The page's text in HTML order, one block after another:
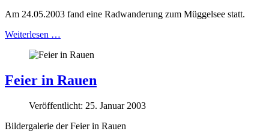
Am 24.05.2003 fand eine Radwanderung zum Müggelsee statt.
Weiterlesen …
Feier in Rauen
Veröffentlicht: 25. Januar 2003
Bildergalerie der Feier in Rauen